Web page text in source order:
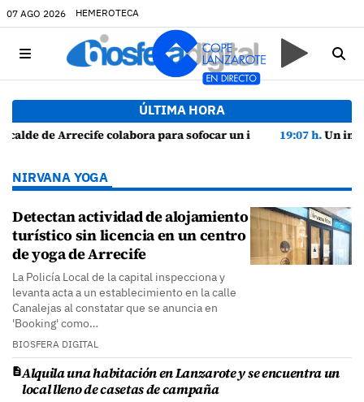
07 AGO 2026 HEMEROTECA
ÚLTIMA HORA
un incendio en una vivienda de Playa Honda
19:07 h.Un incendio localizado en un sofá obliga a
NIRVANA YOGA
Detectan actividad de alojamiento
turístico sin licencia en un centro
de yoga de Arrecife
La Policía Local de la capital inspecciona y
levanta acta a un establecimiento en la calle
Canalejas al constatar que se anuncia en
'Booking' como…
BIOSFERA DIGITAL
Alquila una habitación en Lanzarote y se encuentra un
local lleno de casetas de campaña